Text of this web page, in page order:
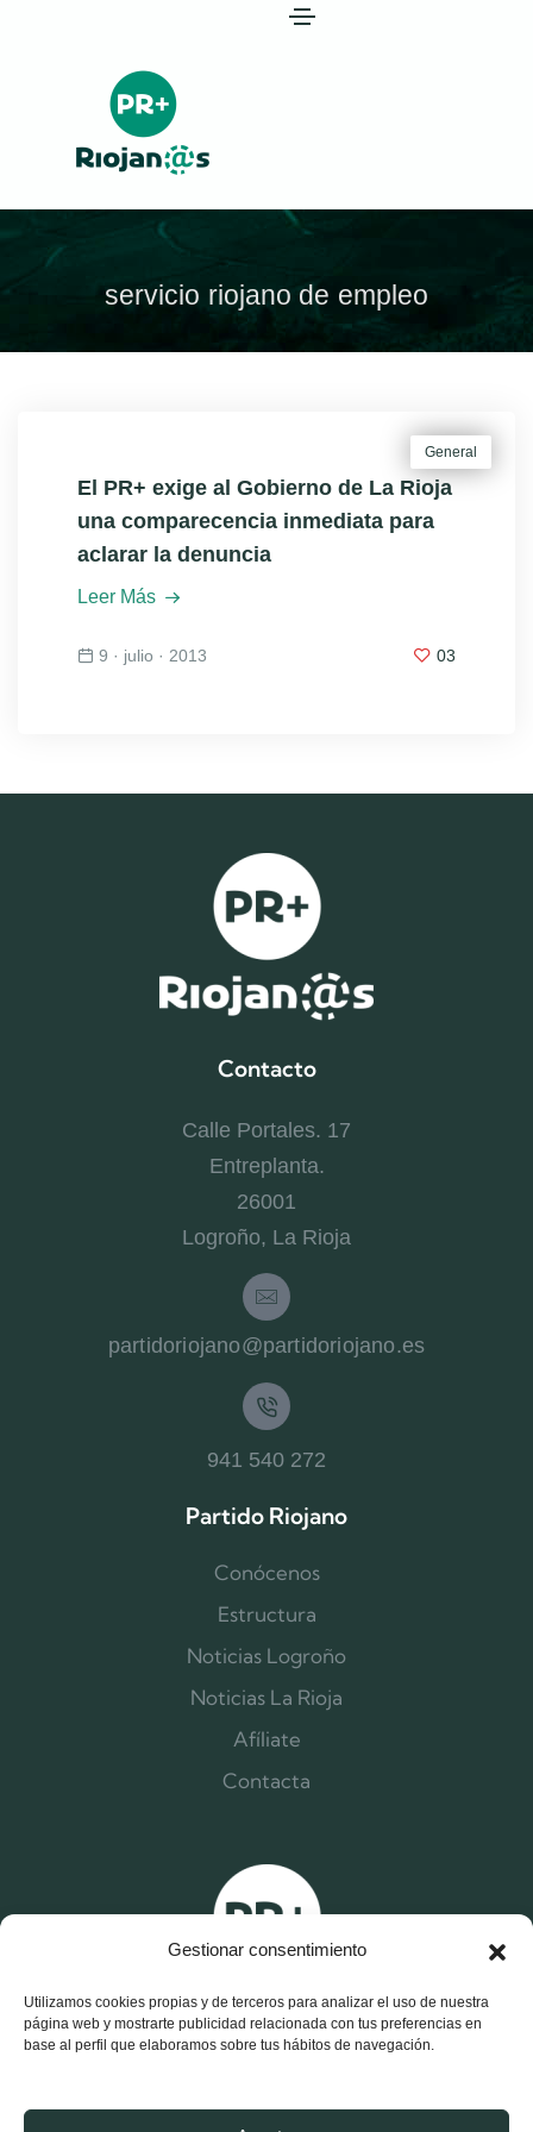
Gestionar consentimiento
Utilizamos cookies propias y de terceros para analizar el uso de nuestra
página web y mostrarte publicidad relacionada con tus preferencias en
base al perfil que elaboramos sobre tus hábitos de navegación.
servicio riojano de empleo
General
El PR+ exige al Gobierno de La Rioja
una comparecencia inmediata para
aclarar la denuncia
Leer Más
9 · julio · 2013 03
Contacto
Calle Portales. 17
Entreplanta.
26001
Logroño, La Rioja
partidoriojano@partidoriojano.es
941 540 272
Partido Riojano
Conócenos
Estructura
Noticias Logroño
Noticias La Rioja
Afíliate
Contacta